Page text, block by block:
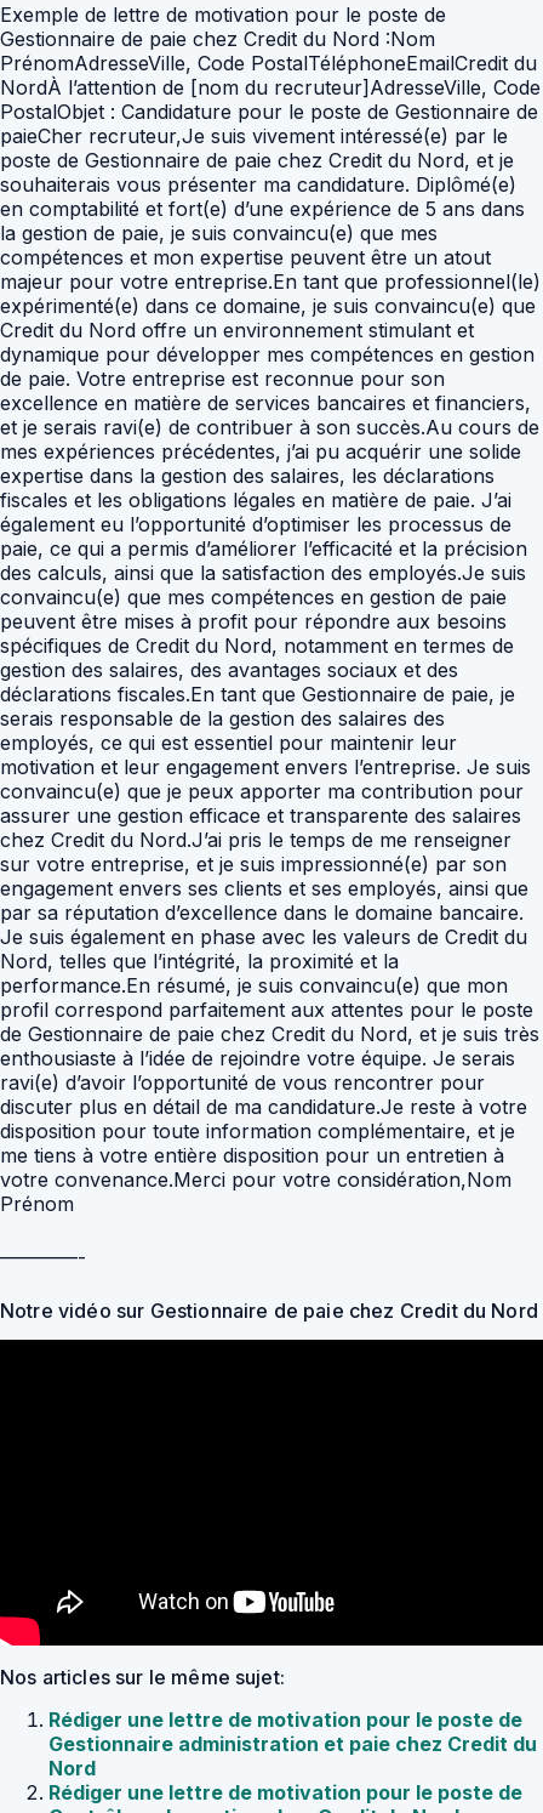
Exemple de lettre de motivation pour le poste de
Gestionnaire de paie chez Credit du Nord :Nom
PrénomAdresseVille, Code PostalTéléphoneEmailCredit du
NordÀ l’attention de [nom du recruteur]AdresseVille, Code
PostalObjet : Candidature pour le poste de Gestionnaire de
paieCher recruteur,Je suis vivement intéressé(e) par le
poste de Gestionnaire de paie chez Credit du Nord, et je
souhaiterais vous présenter ma candidature. Diplômé(e)
en comptabilité et fort(e) d’une expérience de 5 ans dans
la gestion de paie, je suis convaincu(e) que mes
compétences et mon expertise peuvent être un atout
majeur pour votre entreprise.En tant que professionnel(le)
expérimenté(e) dans ce domaine, je suis convaincu(e) que
Credit du Nord offre un environnement stimulant et
dynamique pour développer mes compétences en gestion
de paie. Votre entreprise est reconnue pour son
excellence en matière de services bancaires et financiers,
et je serais ravi(e) de contribuer à son succès.Au cours de
mes expériences précédentes, j’ai pu acquérir une solide
expertise dans la gestion des salaires, les déclarations
fiscales et les obligations légales en matière de paie. J’ai
également eu l’opportunité d’optimiser les processus de
paie, ce qui a permis d’améliorer l’efficacité et la précision
des calculs, ainsi que la satisfaction des employés.Je suis
convaincu(e) que mes compétences en gestion de paie
peuvent être mises à profit pour répondre aux besoins
spécifiques de Credit du Nord, notamment en termes de
gestion des salaires, des avantages sociaux et des
déclarations fiscales.En tant que Gestionnaire de paie, je
serais responsable de la gestion des salaires des
employés, ce qui est essentiel pour maintenir leur
motivation et leur engagement envers l’entreprise. Je suis
convaincu(e) que je peux apporter ma contribution pour
assurer une gestion efficace et transparente des salaires
chez Credit du Nord.J’ai pris le temps de me renseigner
sur votre entreprise, et je suis impressionné(e) par son
engagement envers ses clients et ses employés, ainsi que
par sa réputation d’excellence dans le domaine bancaire.
Je suis également en phase avec les valeurs de Credit du
Nord, telles que l’intégrité, la proximité et la
performance.En résumé, je suis convaincu(e) que mon
profil correspond parfaitement aux attentes pour le poste
de Gestionnaire de paie chez Credit du Nord, et je suis très
enthousiaste à l’idée de rejoindre votre équipe. Je serais
ravi(e) d’avoir l’opportunité de vous rencontrer pour
discuter plus en détail de ma candidature.Je reste à votre
disposition pour toute information complémentaire, et je
me tiens à votre entière disposition pour un entretien à
votre convenance.Merci pour votre considération,Nom
Prénom
————-
Notre vidéo sur Gestionnaire de paie chez Credit du Nord
Nos articles sur le même sujet:
Rédiger une lettre de motivation pour le poste de
Gestionnaire administration et paie chez Credit du
Nord
Rédiger une lettre de motivation pour le poste de